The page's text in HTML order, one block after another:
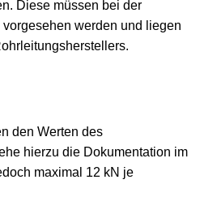
Diese müssen bei der
werden und liegen
den Werten des
hierzu die Dokumentation im
maximal 12 kN je